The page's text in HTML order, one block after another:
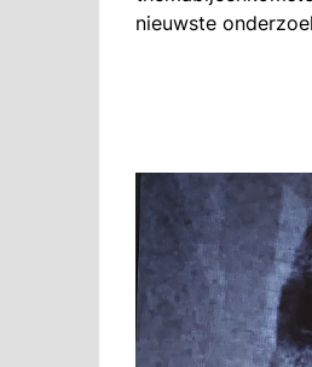
nieuwste